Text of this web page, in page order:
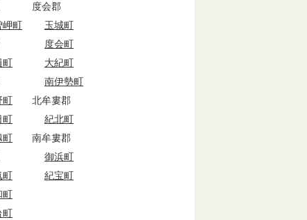
度会郡
岬町
玉城町
度会町
町
大紀町
南伊勢町
町
北牟婁郡
町
紀北町
町
南牟婁郡
御浜町
町
紀宝町
町
町